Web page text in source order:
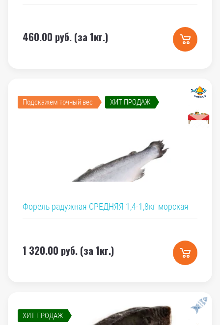
460.00 руб. (за 1кг.)
Форель радужная СРЕДНЯЯ 1,4-1,8кг морская
1 320.00 руб. (за 1кг.)
Подскажем точный вес ХИТ ПРОДАЖ
ХИТ ПРОДАЖ